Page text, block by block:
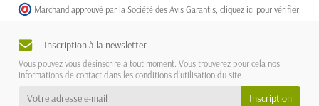
Marchand approuvé par la Société des Avis Garantis, cliquez ici pour vérifier
Inscription à la newsletter
Vous pouvez vous désinscrire à tout moment. Vous trouverez pour cela nos
informations de contact dans les conditions d'utilisation du site.